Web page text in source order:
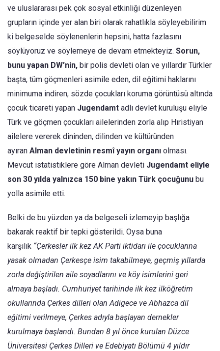
ve uluslararası pek çok sosyal etkinliği düzenleyen
grupların içinde yer alan biri olarak rahatlıkla söyleyebilirim
ki belgeselde söylenenlerin hepsini, hatta fazlasını
söylüyoruz ve söylemeye de devam etmekteyiz. Sorun,
bunu yapan DW’nin, bir polis devleti olan ve yıllardır Türkler
başta, tüm göçmenleri asimile eden, dil eğitimi haklarını
minimuma indiren, sözde çocukları koruma görüntüsü altında
çocuk ticareti yapan Jugendamt adlı devlet kuruluşu eliyle
Türk ve göçmen çocukları ailelerinden zorla alıp Hıristiyan
ailelere vererek dininden, dilinden ve kültüründen
ayıran Alman devletinin resmî yayın organı olması.
Mevcut istatistiklere göre Alman devleti Jugendamt eliyle
son 30 yılda yalnızca 150 bine yakın Türk çocuğunu bu
yolla asimile etti.
Belki de bu yüzden ya da belgeseli izlemeyip başlığa
bakarak reaktif bir tepki gösterildi. Oysa buna
karşılık “Çerkesler ilk kez AK Parti iktidarı ile çocuklarına
yasak olmadan Çerkesçe isim takabilmeye, geçmiş yıllarda
zorla değiştirilen aile soyadlarını ve köy isimlerini geri
almaya başladı. Cumhuriyet tarihinde ilk kez ilköğretim
okullarında Çerkes dilleri olan Adigece ve Abhazca dil
eğitimi verilmeye, Çerkes adıyla başlayan dernekler
kurulmaya başlandı. Bundan 8 yıl önce kurulan Düzce
Üniversitesi Çerkes Dilleri ve Edebiyatı Bölümü 4 yıldır